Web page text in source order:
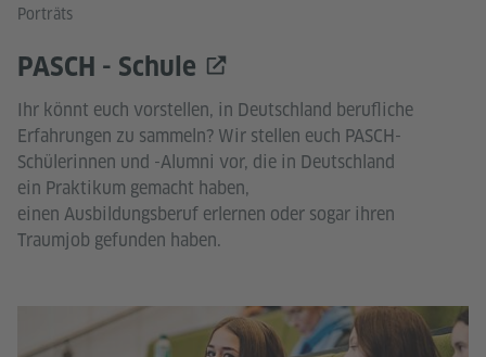
Porträts
PASCH - Schule
Ihr könnt euch vorstellen, in Deutschland berufliche
Erfahrungen zu sammeln? Wir stellen euch PASCH-
Schülerinnen und -Alumni vor, die in Deutschland
ein Praktikum gemacht haben,
einen Ausbildungsberuf erlernen oder sogar ihren
Traumjob gefunden haben.